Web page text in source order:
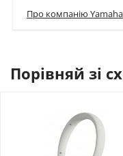
Про компанію Yamaha
Порівняй зі